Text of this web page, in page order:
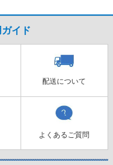
イド
配送について
よくあるご質問